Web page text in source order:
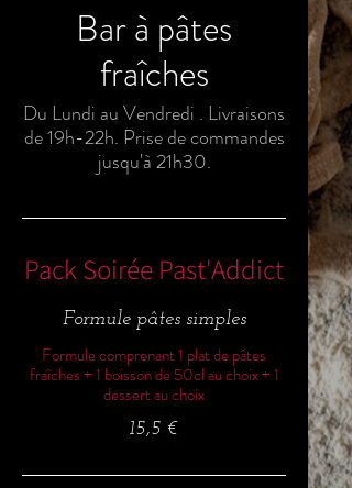
Bar à pâtes
fraîches
Du Lundi au Vendredi . Livraisons
de 19h-22h. Prise de commandes
jusqu'à 21h30.
Pack Soirée Past'Addict
Formule pâtes simples
Formule comprenant 1 plat de pâtes
fraîches + 1 boisson de 50cl au choix + 1
dessert au choix
15,5 €